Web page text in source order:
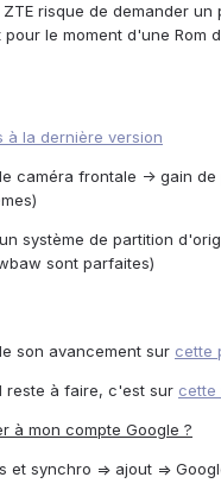
risque de demander un
le moment d'une Rom
à la dernière version
caméra frontale -> gain
système de partition
sont parfaites)
son avancement sur cette
reste à faire, c'est sur cette
à mon compte Google ?
et synchro => ajout =>